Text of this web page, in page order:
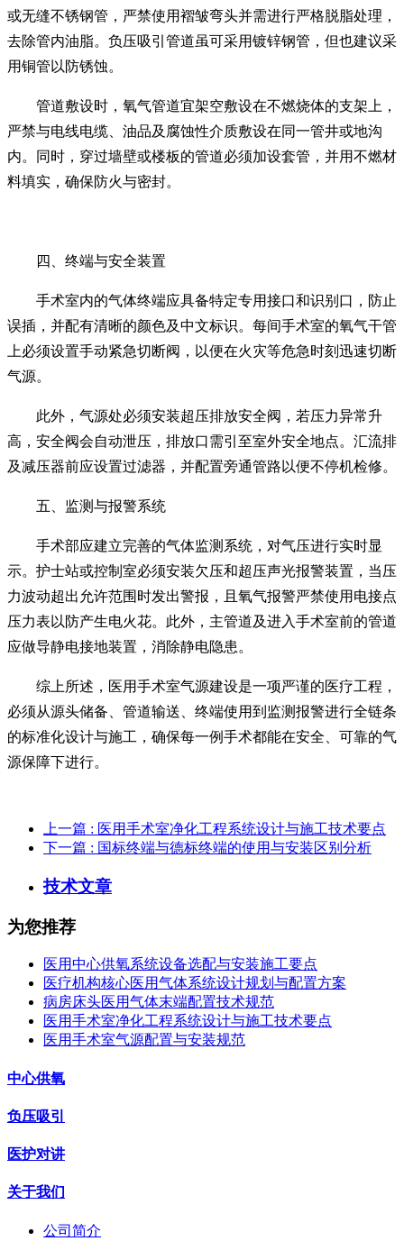
或无缝不锈钢管，严禁使用褶皱弯头并需进行严格脱脂处理，
去除管内油脂。负压吸引管道虽可采用镀锌钢管，但也建议采
用铜管以防锈蚀。
管道敷设时，氧气管道宜架空敷设在不燃烧体的支架上，
严禁与电线电缆、油品及腐蚀性介质敷设在同一管井或地沟
内。同时，穿过墙壁或楼板的管道必须加设套管，并用不燃材
料填实，确保防火与密封。
四、终端与安全装置
手术室内的气体终端应具备特定专用接口和识别口，防止
误插，并配有清晰的颜色及中文标识。每间手术室的氧气干管
上必须设置手动紧急切断阀，以便在火灾等危急时刻迅速切断
气源。
此外，气源处必须安装超压排放安全阀，若压力异常升
高，安全阀会自动泄压，排放口需引至室外安全地点。汇流排
及减压器前应设置过滤器，并配置旁通管路以便不停机检修。
五、监测与报警系统
手术部应建立完善的气体监测系统，对气压进行实时显
示。护士站或控制室必须安装欠压和超压声光报警装置，当压
力波动超出允许范围时发出警报，且氧气报警严禁使用电接点
压力表以防产生电火花。此外，主管道及进入手术室前的管道
应做导静电接地装置，消除静电隐患。
综上所述，医用手术室气源建设是一项严谨的医疗工程，
必须从源头储备、管道输送、终端使用到监测报警进行全链条
的标准化设计与施工，确保每一例手术都能在安全、可靠的气
源保障下进行。
上一篇 : 医用手术室净化工程系统设计与施工技术要点
下一篇 : 国标终端与德标终端的使用与安装区别分析
技术文章
为您推荐
医用中心供氧系统设备选配与安装施工要点
医疗机构核心医用气体系统设计规划与配置方案
病房床头医用气体末端配置技术规范
医用手术室净化工程系统设计与施工技术要点
医用手术室气源配置与安装规范
中心供氧
负压吸引
医护对讲
关于我们
公司简介